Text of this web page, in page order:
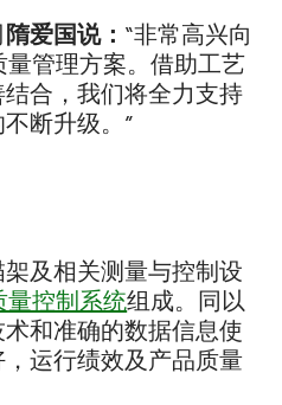
隋爱国说： “非常高兴向
管理方案。借助工艺
合，我们将全力支持
断升级。”
及相关测量与控制设
量控制系统组成。同以
和准确的数据信息使
运行绩效及产品质量